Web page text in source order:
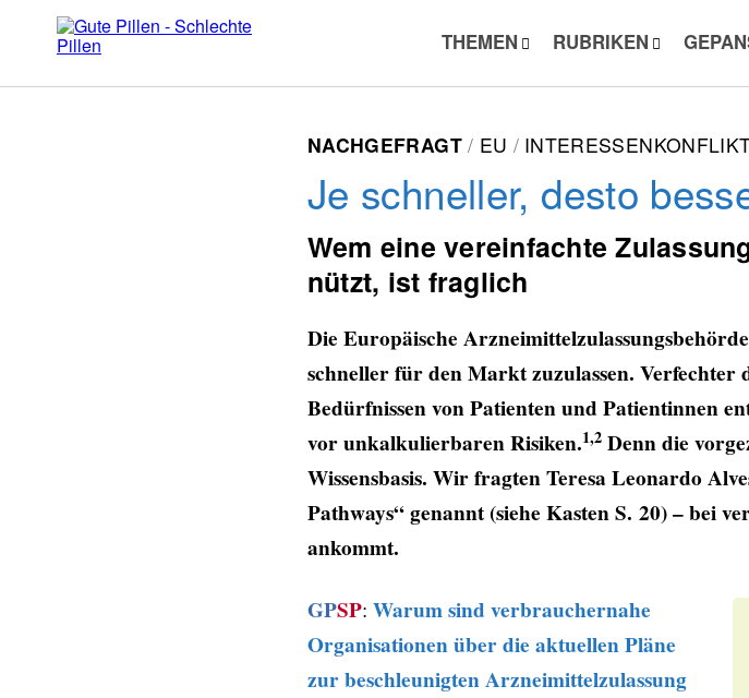
springen THEMEN RUBRIKEN
NACHGEFRAGT EU
Je schneller, desto
Wem eine vereinfachte
nützt, ist fraglich
Die Europäische
schneller für den Markt zuzulassen. Verfechter
Bedürfnissen von Patienten und Patientinnen
vor unkalkulierbaren Risiken.1,2 Denn die
Wissensbasis. Wir fragten Teresa Leonardo
Pathways“ genannt (siehe Kasten S. 20) – bei
ankommt.
GPSP: Warum sind verbrauchernahe
Organisationen über die aktuellen Pläne
zur beschleunigten Arzneimittelzulassung